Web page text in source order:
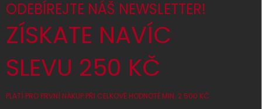
ODEBÍREJTE NÁŠ NEWSLETTER!
ZÍSKATE NAVÍC
SLEVU 250 KČ
PLATÍ PRO PRVNÍ NÁKUP PŘI CELKOVÉ HODNOTĚ MIN. 2 500 KČ